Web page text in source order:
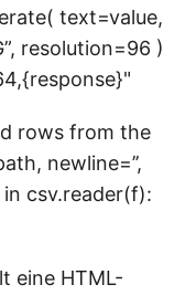
text=value,
resolution=96 )
rows from the
newline=’’,
csv.reader(f):
eine HTML-